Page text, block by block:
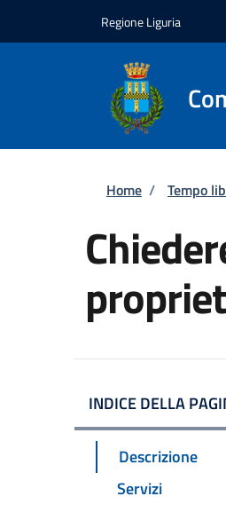
Regione Liguria
Home / Tempo
INDICE DELLA
Descrizione
Servizi